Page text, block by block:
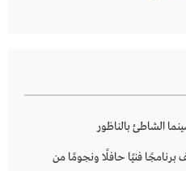
الشاطئ بالناظور
الأوداية 2026 يكشف برنامجًا فنيًا حافلًا ونجومًا من